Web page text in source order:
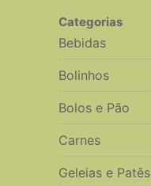
Categorias
Bebidas
Bolinhos
Bolos e Pão
Carnes
Geleias e Patês